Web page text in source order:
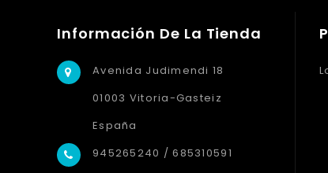
Información De La Tienda
Avenida Judimendi 18
01003 Vitoria-Gasteiz
España
945265240 / 685310591